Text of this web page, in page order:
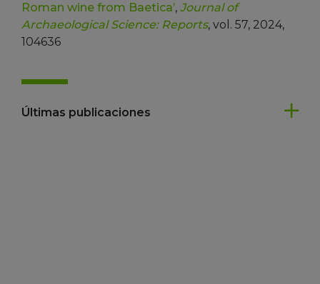
Roman wine from Baetica’, Journal of
Archaeological Science: Reports, vol. 57, 2024,
104636
Últimas publicaciones